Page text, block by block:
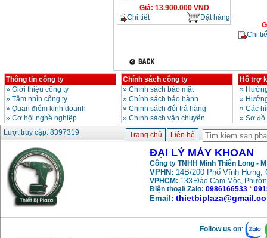
Giá: 13.900.000 VND
Chi tiết
Đặt hàng
Chi
Thông tin công ty
» Giới thiệu công ty
» Tầm nhìn công ty
» Quan điểm kinh doanh
» Cơ hội nghề nghiệp
Chính sách công ty
» Chính sách bảo mật
» Chính sách bảo hành
» Chinh sách đổi trả hàng
» Chính sách vận chuyển
Hỗ trợ
»
»
» Các
» Sơ
Lượt truy cập: 8397319
Trang chủ Liên hệ
ĐẠI LÝ MÁY KHOAN
Công ty TNHH Minh Thiên Long -
VPHN: 14B/200 Phố Vĩnh Hưng,
VPHCM: 133 Đào Cam Mộc,
Điện thoại/ Zalo: 0986166533 *
Email:
Follow us on: